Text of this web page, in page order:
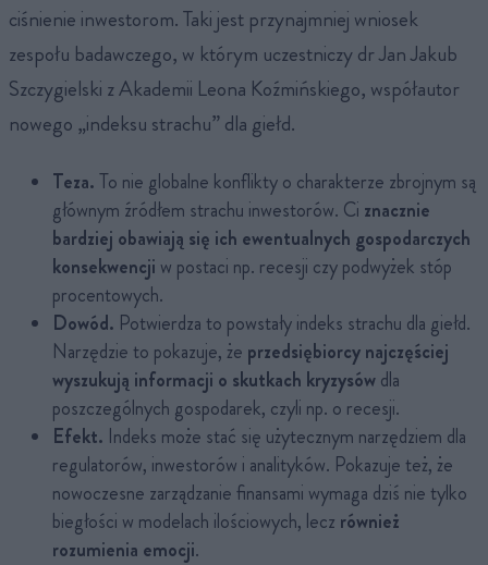
ciśnienie inwestorom. Taki jest przynajmniej wniosek
zespołu badawczego, w którym uczestniczy dr Jan Jakub
Szczygielski z Akademii Leona Koźmińskiego, współautor
nowego „indeksu strachu” dla giełd.
Teza.To nie globalne konflikty o charakterze zbrojnym są
głównym źródłem strachu inwestorów. Ci znacznie
bardziej obawiają się ich ewentualnych gospodarczych
konsekwencji w postaci np. recesji czy podwyżek stóp
procentowych.
Dowód. Potwierdza to powstały indeks strachu dla giełd.
Narzędzie to pokazuje, że przedsiębiorcy najczęściej
wyszukują informacji o skutkach kryzysówdla
poszczególnych gospodarek, czyli np. o recesji.
Efekt. Indeks może stać się użytecznym narzędziem dla
regulatorów, inwestorów i analityków. Pokazuje też, że
nowoczesne zarządzanie finansami wymaga dziś nie tylko
biegłości w modelach ilościowych, lecz również
rozumienia emocji.